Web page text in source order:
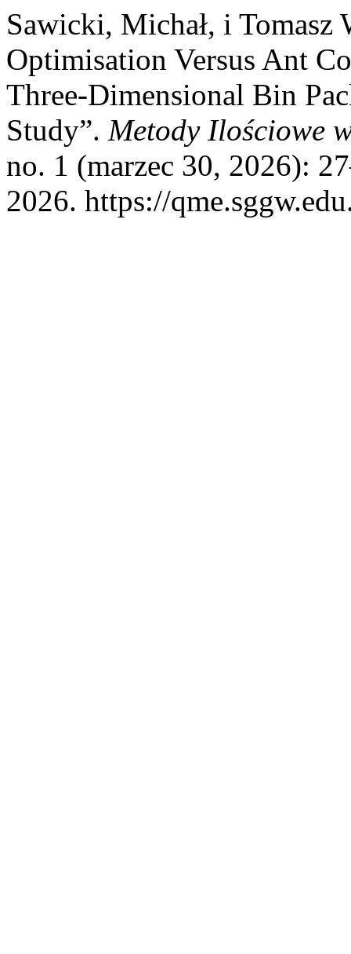
Sawicki, Michał, i
Optimisation Versus Ant
Three-Dimensional Bin
Study”. Metody Ilościowe
no. 1 (marzec 30, 2026):
2026. https://